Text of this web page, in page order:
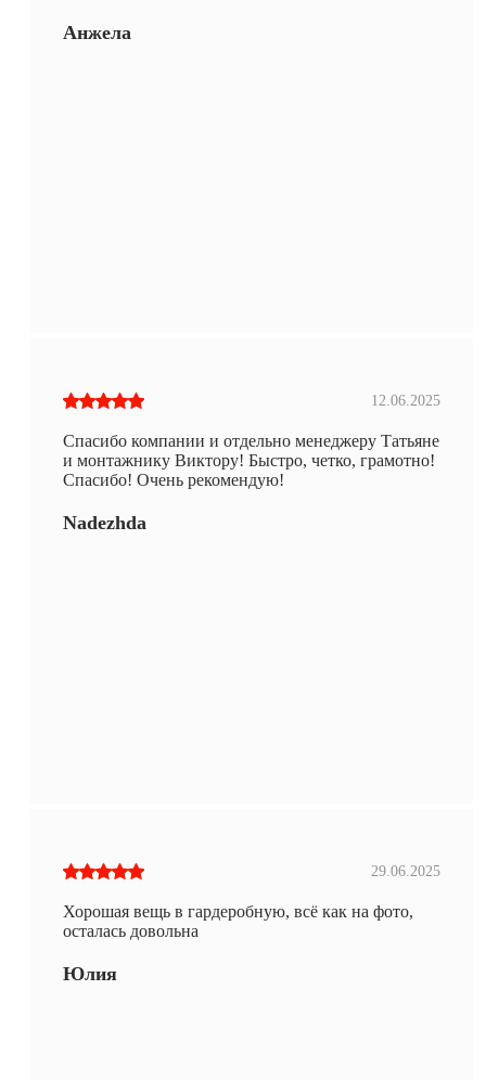
Анжела
12.06.2025
Спасибо компании и отдельно менеджеру Татьяне
и монтажнику Виктору! Быстро, четко, грамотно!
Спасибо! Очень рекомендую!
Nadezhda
29.06.2025
Хорошая вещь в гардеробную, всё как на фото,
осталась довольна
Юлия